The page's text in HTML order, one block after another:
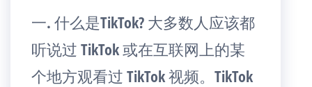
一. 什么是TikTok? 大多数人应该都
听说过 TikTok 或在互联网上的某
个地方观看过 TikTok 视频。TikTok